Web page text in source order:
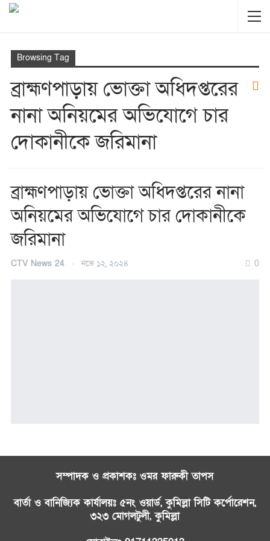
Browsing Tag
ব্রাহ্মণপাড়ায় ভোক্তা অধিদপ্তরের
নানা অনিয়মের অভিযোগে চার
দোকানীকে জরিমানা
ব্রাহ্মণপাড়ায় ভোক্তা অধিদপ্তরের নানা
অনিয়মের অভিযোগে চার দোকানীকে
জরিমানা
CTV News 24 নভে ১২, ২০২৪ 0
সম্পাদক ও প্রকাশকঃ ওমর ফারুকী তাপস
বার্তা ও বানিজ্যিক কার্যালয়ঃ ৫নং ওয়ার্ড, কুমিল্লা সিটি কর্পোরেশন,
৩২৩ মোগলটুলী, কুমিল্লা